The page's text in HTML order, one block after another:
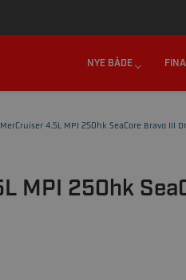
NYE BÅDE
MerCruiser 4.5L MPI 250hk SeaCore Bravo III
MPI 250hk